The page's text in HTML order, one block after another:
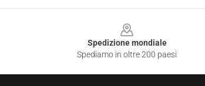
Spedizione mondiale
Spediamo in oltre 200 paesi